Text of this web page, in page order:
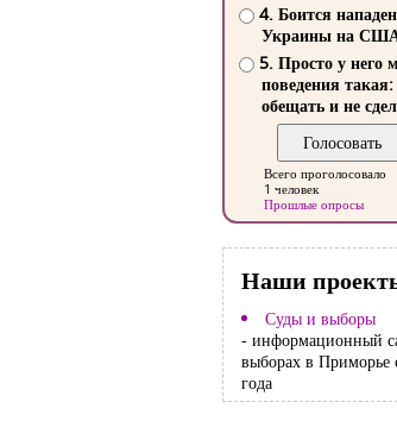
4. Боится
Украины на
5. Просто у него
поведения такая:
обещать и не
Всего проголосовало
1 человек
Прошлые опросы
Наши
Суды и выборы
- информационный
выборах в Приморье
года